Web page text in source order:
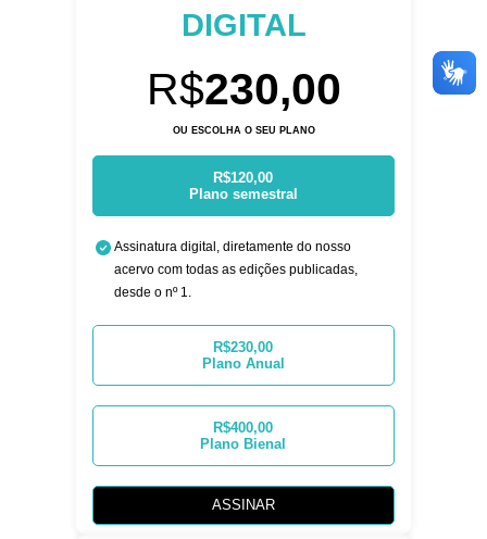
DIGITAL
R$230,00
OU ESCOLHA O SEU PLANO
R$120,00
Plano semestral
Assinatura digital, diretamente do nosso
acervo com todas as edições publicadas,
desde o nº 1.
R$230,00
Plano Anual
R$400,00
Plano Bienal
ASSINAR